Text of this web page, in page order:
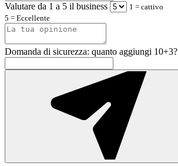
Valutare da 1 a 5 il business
1 = cattivo
5 = Eccellente
Domanda di sicurezza: quanto aggiungi 10+3?